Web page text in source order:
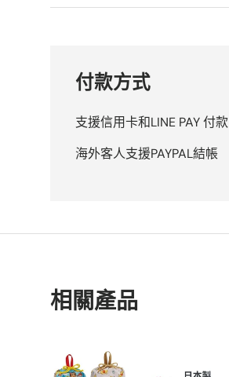
付款方式
支援信用卡和LINE PAY 付款
海外客人支援PAYPAL結帳
相關產品